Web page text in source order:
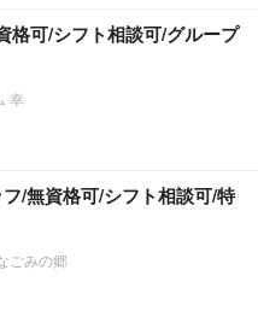
格可/シフト相談可/グループ
幸
フ/無資格可/シフト相談可/特
ごみの郷